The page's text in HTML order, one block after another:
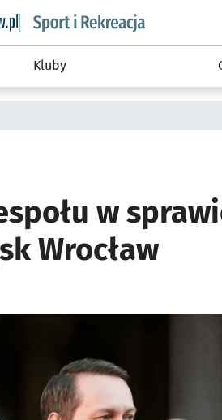
wroclaw.pl podserwis: Sport
Kluby
w
Wrocław